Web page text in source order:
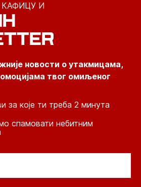
И
новости о утакмицама,
твог омиљеног
за које ти треба 2 минута
спамовати небитним